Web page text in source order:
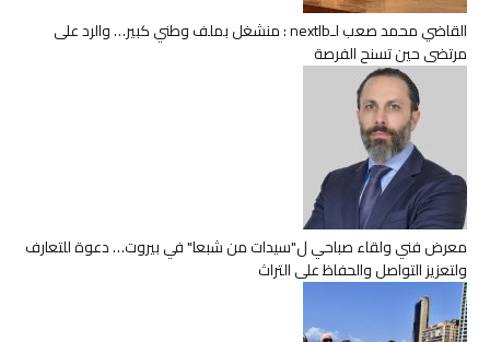
القاضي محمد صعب لـnextlb : منشغل بملف وطني كبير… والرد على
مرتضى حين تسنح الفرصة
معرض فني ولقاء صباحي ل"سيدات من شبعا" في بيروت… دعوة للتعارف
ولتعزيز التواصل والحفاظ على التراث